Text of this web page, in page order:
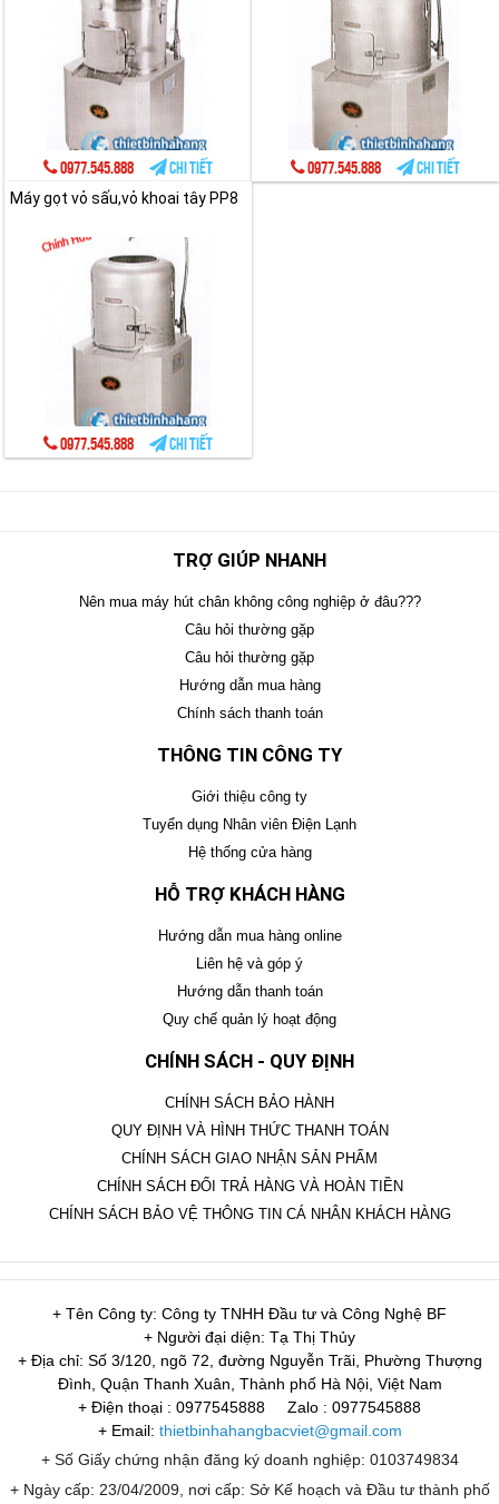
0977.545.888 Chi tiết 0977.545.888
Chi tiết
Máy gọt vỏ sấu,vỏ khoai tây PP8
0977.545.888 Chi tiết
TRỢ GIÚP NHANH
Nên mua máy hút chân không công nghiệp ở đâu???
Câu hỏi thường gặp
Câu hỏi thường gặp
Hướng dẫn mua hàng
Chính sách thanh toán
THÔNG TIN CÔNG TY
Giới thiệu công ty
Tuyển dụng Nhân viên Điện Lạnh
Hệ thống cửa hàng
HỖ TRỢ KHÁCH HÀNG
Hướng dẫn mua hàng online
Liên hệ và góp ý
Hướng dẫn thanh toán
Quy chế quản lý hoạt động
CHÍNH SÁCH - QUY ĐỊNH
CHÍNH SÁCH BẢO HÀNH
QUY ĐỊNH VÀ HÌNH THỨC THANH TOÁN
CHÍNH SÁCH GIAO NHẬN SẢN PHẨM
CHÍNH SÁCH ĐỔI TRẢ HÀNG VÀ HOÀN TIỀN
CHÍNH SÁCH BẢO VỆ THÔNG TIN CÁ NHÂN KHÁCH HÀNG
+ Tên Công ty: Công ty TNHH Đầu tư và Công Nghệ BF
+ Người đại diện: Tạ Thị Thủy
+ Địa chỉ: Số 3/120, ngõ 72, đường Nguyễn Trãi, Phường Thượng
Đình, Quận Thanh Xuân, Thành phố Hà Nội, Việt Nam
+ Điện thoại : 0977545888
Zalo : 0977545888
+ Email: thietbinhahangbacviet@gmail.com
+ Số Giấy chứng nhận đăng ký doanh nghiệp: 0103749834
+ Ngày cấp: 23/04/2009, nơi cấp: Sở Kế hoạch và Đầu tư thành phố